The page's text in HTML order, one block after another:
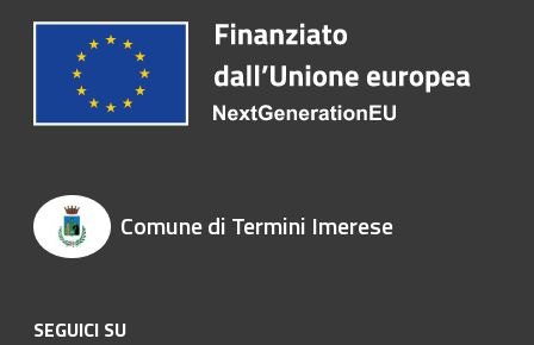
Comune di Termini Imerese
SEGUICI SU